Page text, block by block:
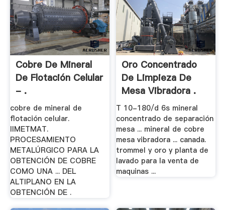
Cobre De Mineral
De Flotación Celular
- .
cobre de mineral de
flotación celular.
IIMETMAT.
PROCESAMIENTO
METALÚRGICO PARA LA
OBTENCIÓN DE COBRE
COMO UNA ... DEL
ALTIPLANO EN LA
OBTENCIÓN DE .
Oro Concentrado
De Limpieza De
Mesa Vibradora .
T 10-180/d 6s mineral
concentrado de separación
mesa ... mineral de cobre
mesa vibradora ... canada.
trommel y oro y planta de
lavado para la venta de
maquinas ...